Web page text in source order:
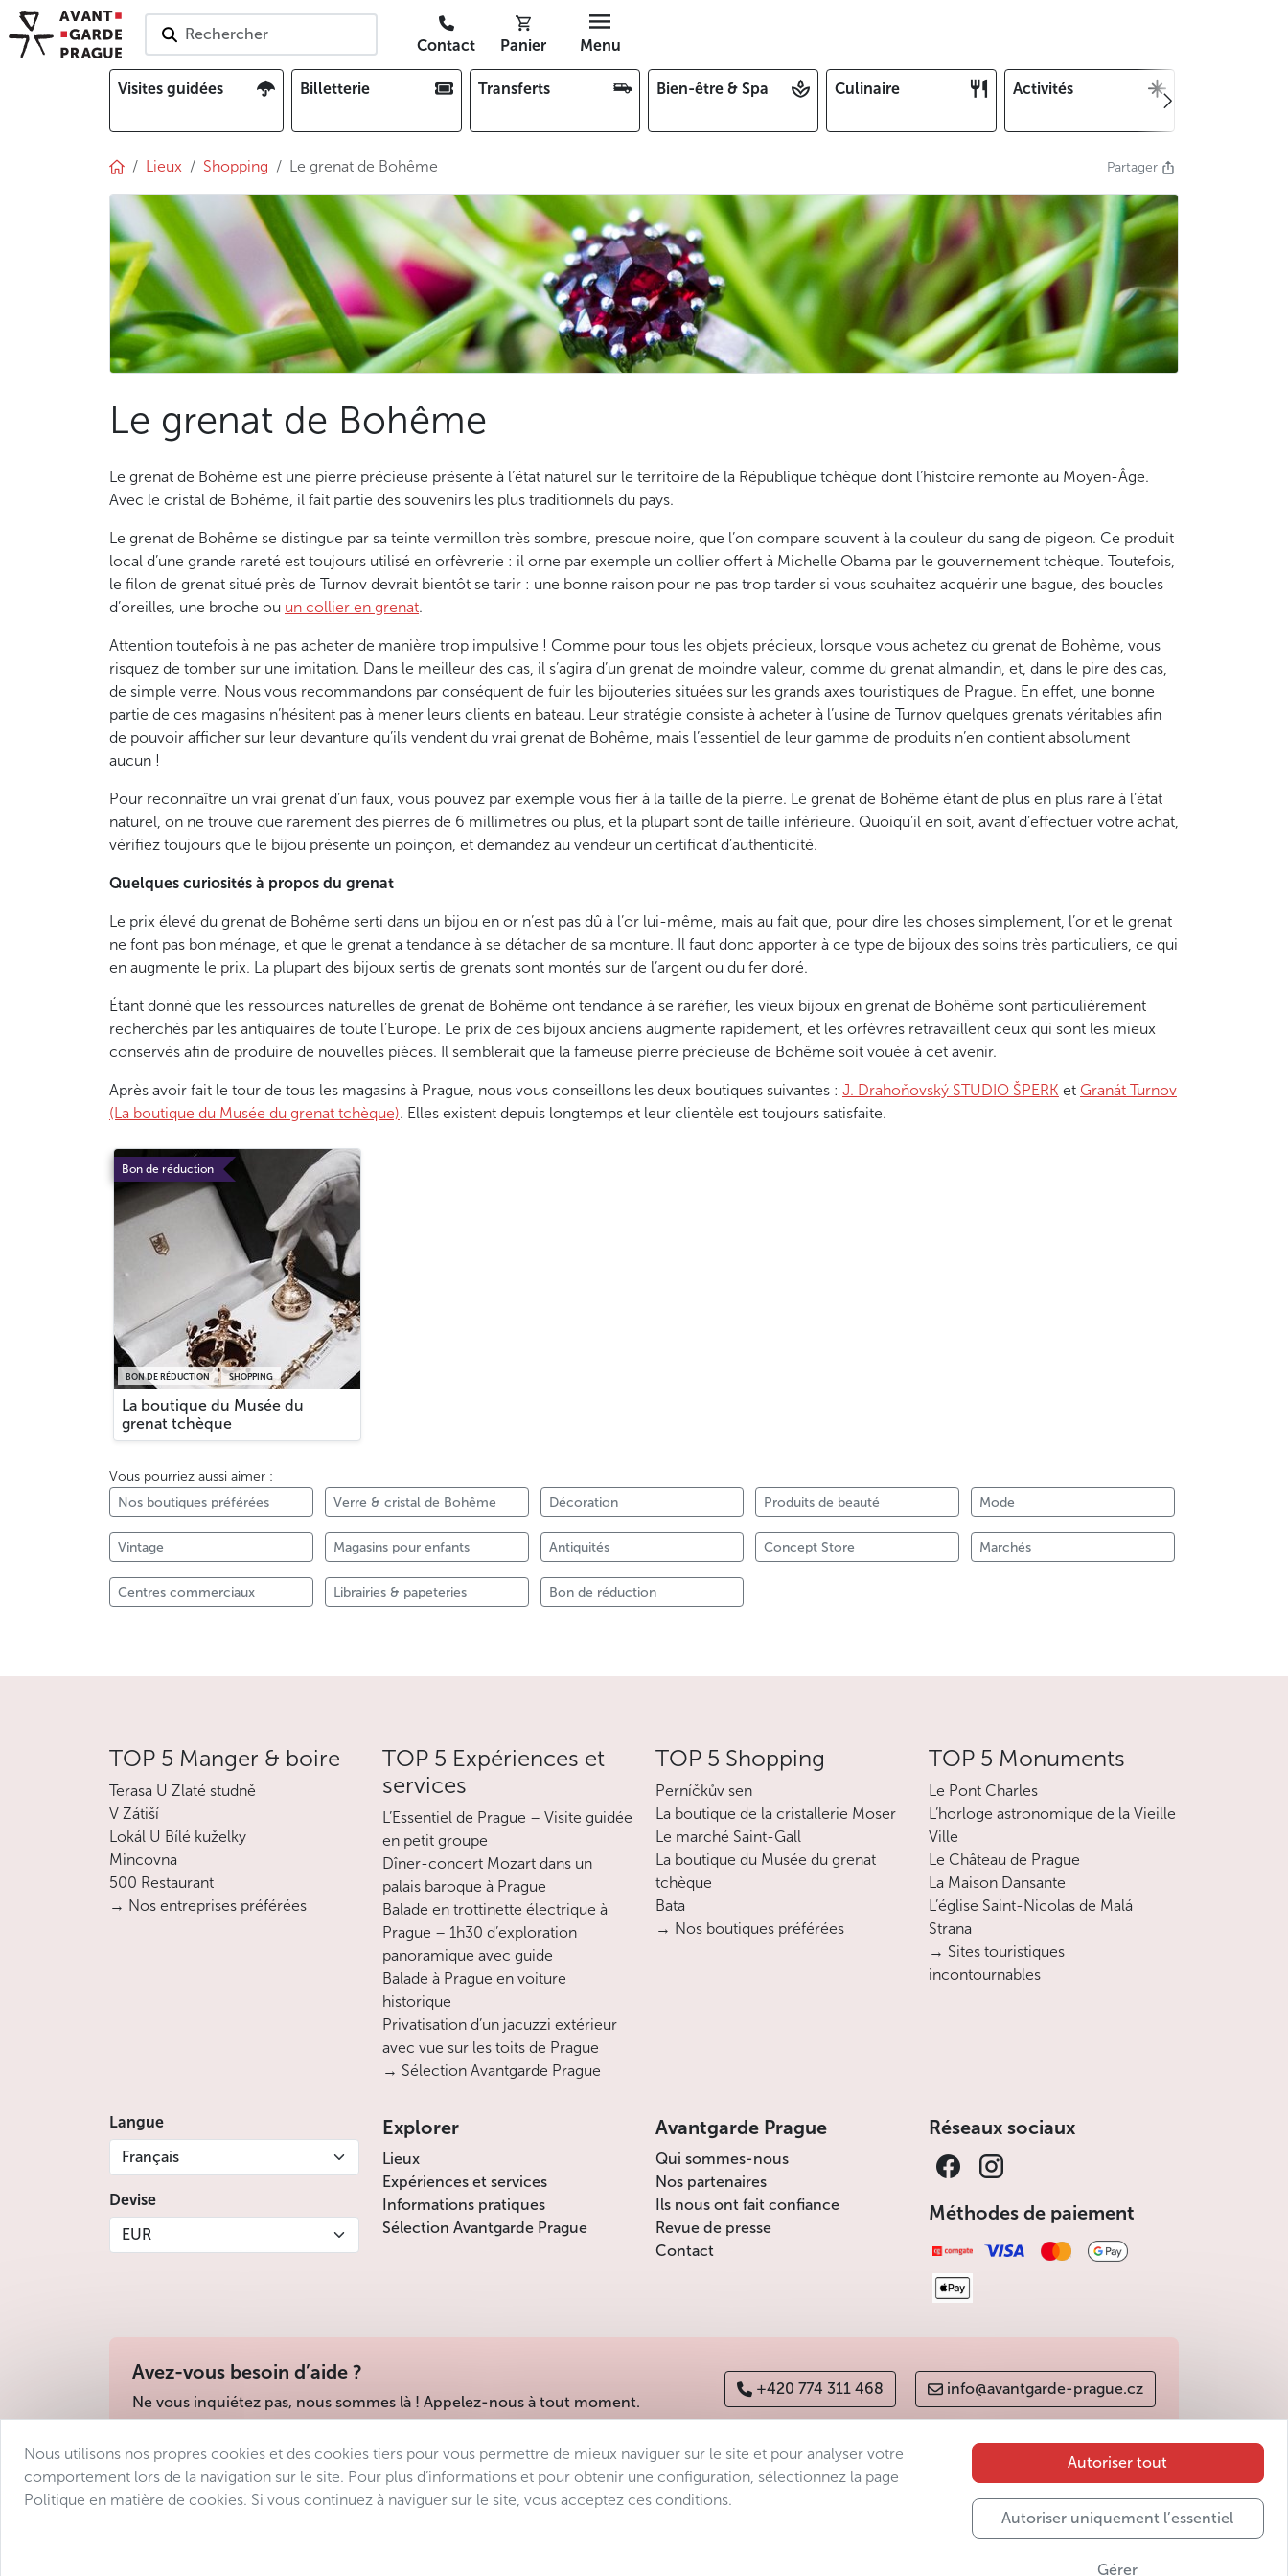
Rechercher
Contact Panier Menu
Visites guidées Billetterie Transferts Bien-être & Spa Culinaire Activités
Lieux Shopping Le grenat de Bohême Partager
Le grenat de Bohême
Le grenat de Bohême est une pierre précieuse présente à l’état naturel sur le territoire de la République tchèque dont l’histoire remonte au Moyen-Âge.
Avec le cristal de Bohême, il fait partie des souvenirs les plus traditionnels du pays.
Le grenat de Bohême se distingue par sa teinte vermillon très sombre, presque noire, que l’on compare souvent à la couleur du sang de pigeon. Ce produit
local d’une grande rareté est toujours utilisé en orfèvrerie : il orne par exemple un collier offert à Michelle Obama par le gouvernement tchèque. Toutefois,
le filon de grenat situé près de Turnov devrait bientôt se tarir : une bonne raison pour ne pas trop tarder si vous souhaitez acquérir une bague, des boucles
d’oreilles, une broche ou un collier en grenat.
Attention toutefois à ne pas acheter de manière trop impulsive ! Comme pour tous les objets précieux, lorsque vous achetez du grenat de Bohême, vous
risquez de tomber sur une imitation. Dans le meilleur des cas, il s’agira d’un grenat de moindre valeur, comme du grenat almandin, et, dans le pire des cas,
de simple verre. Nous vous recommandons par conséquent de fuir les bijouteries situées sur les grands axes touristiques de Prague. En effet, une bonne
partie de ces magasins n’hésitent pas à mener leurs clients en bateau. Leur stratégie consiste à acheter à l’usine de Turnov quelques grenats véritables afin
de pouvoir afficher sur leur devanture qu’ils vendent du vrai grenat de Bohême, mais l’essentiel de leur gamme de produits n’en contient absolument
aucun !
Pour reconnaître un vrai grenat d’un faux, vous pouvez par exemple vous fier à la taille de la pierre. Le grenat de Bohême étant de plus en plus rare à l’état
naturel, on ne trouve que rarement des pierres de 6 millimètres ou plus, et la plupart sont de taille inférieure. Quoiqu’il en soit, avant d’effectuer votre achat,
vérifiez toujours que le bijou présente un poinçon, et demandez au vendeur un certificat d’authenticité.
Quelques curiosités à propos du grenat
Le prix élevé du grenat de Bohême serti dans un bijou en or n’est pas dû à l’or lui-même, mais au fait que, pour dire les choses simplement, l’or et le grenat
ne font pas bon ménage, et que le grenat a tendance à se détacher de sa monture. Il faut donc apporter à ce type de bijoux des soins très particuliers, ce qui
en augmente le prix. La plupart des bijoux sertis de grenats sont montés sur de l’argent ou du fer doré.
Étant donné que les ressources naturelles de grenat de Bohême ont tendance à se raréfier, les vieux bijoux en grenat de Bohême sont particulièrement
recherchés par les antiquaires de toute l’Europe. Le prix de ces bijoux anciens augmente rapidement, et les orfèvres retravaillent ceux qui sont les mieux
conservés afin de produire de nouvelles pièces. Il semblerait que la fameuse pierre précieuse de Bohême soit vouée à cet avenir.
Après avoir fait le tour de tous les magasins à Prague, nous vous conseillons les deux boutiques suivantes : J. Drahoňovský STUDIO ŠPERK et Granát Turnov
(La boutique du Musée du grenat tchèque). Elles existent depuis longtemps et leur clientèle est toujours satisfaite.
Bon de réduction
BON DE RÉDUCTION SHOPPING
La boutique du Musée du
grenat tchèque
Vous pourriez aussi aimer :
Nos boutiques préférées
Verre & cristal de Bohême Décoration Produits de beauté Mode
Vintage Magasins pour enfants Antiquités Concept Store Marchés
Centres commerciaux Librairies & papeteries Bon de réduction
TOP 5 Manger & boire
Terasa U Zlaté studně
V Zátiší
Lokál U Bílé kuželky
Mincovna
500 Restaurant
→ Nos entreprises préférées
TOP 5 Expériences et
services
L’Essentiel de Prague – Visite guidée
en petit groupe
Dîner-concert Mozart dans un
palais baroque à Prague
Balade en trottinette électrique à
Prague – 1h30 d’exploration
panoramique avec guide
Balade à Prague en voiture
historique
Privatisation d’un jacuzzi extérieur
avec vue sur les toits de Prague
→ Sélection Avantgarde Prague
TOP 5 Shopping
Perníčkův sen
La boutique de la cristallerie Moser
Le marché Saint-Gall
La boutique du Musée du grenat
tchèque
Bata
→ Nos boutiques préférées
TOP 5 Monuments
Le Pont Charles
L’horloge astronomique de la Vieille
Ville
Le Château de Prague
La Maison Dansante
L’église Saint-Nicolas de Malá
Strana
→ Sites touristiques
incontournables
Langue
Français
Devise
EUR
Explorer
Lieux
Expériences et services
Informations pratiques
Sélection Avantgarde Prague
Avantgarde Prague
Qui sommes-nous
Nos partenaires
Ils nous ont fait confiance
Revue de presse
Contact
Réseaux sociaux
Méthodes de paiement
Avez-vous besoin d’aide ?
Ne vous inquiétez pas, nous sommes là ! Appelez-nous à tout moment.
+420 774 311 468 info@avantgarde-prague.cz
Conditions de vente Protection des données Déclaration d’accessibilité Manage consent Sitemap
Nous utilisons nos propres cookies et des cookies tiers pour vous permettre de mieux naviguer sur le site et pour analyser votre
comportement lors de la navigation sur le site. Pour plus d’informations et pour obtenir une configuration, sélectionnez la page
Politique en matière de cookies. Si vous continuez à naviguer sur le site, vous acceptez ces conditions.
Autoriser tout
Autoriser uniquement l’essentiel
Gérer